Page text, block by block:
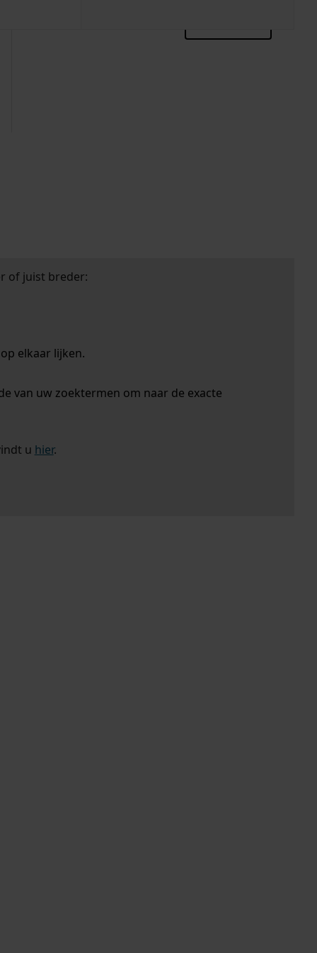
of juist breder:
elkaar lijken.
van uw zoektermen om naar de exacte
u hier.